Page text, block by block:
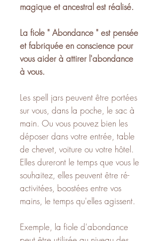
magique et ancestral est réalisé.
La fiole " Abondance " est pensée
et fabriquée en conscience pour
vous aider à attirer l'abondance
à vous.
Les spell jars peuvent être portées
sur vous, dans la poche, le sac à
main. Ou vous pouvez bien les
déposer dans votre entrée, table
de chevet, voiture ou votre hôtel.
Elles dureront le temps que vous le
souhaitez, elles peuvent être ré-
activitées, boostées entre vos
mains, le temps qu'elles agissent.
Exemple, la fiole d'abondance